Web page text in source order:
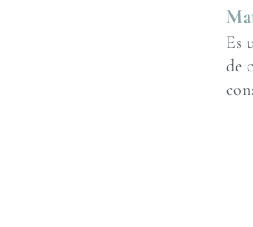
Es
de